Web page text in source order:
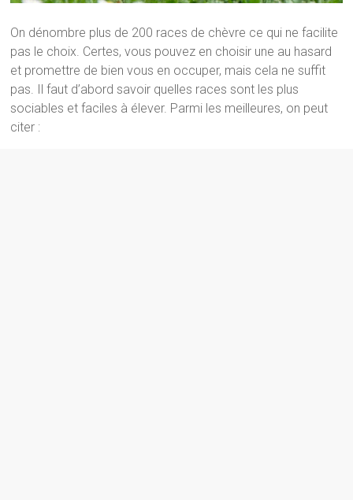
On dénombre plus de 200 races de chèvre ce qui ne facilite
pas le choix. Certes, vous pouvez en choisir une au hasard
et promettre de bien vous en occuper, mais cela ne suffit
pas. Il faut d’abord savoir quelles races sont les plus
sociables et faciles à élever. Parmi les meilleures, on peut
citer :